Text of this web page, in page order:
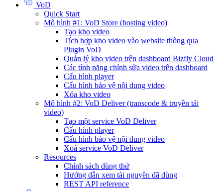
VoD
Quick Start
Mô hình #1: VoD Store (hosting video)
Tạo kho video
Tích hợp kho video vào website thông qua
Plugin VoD
Quản lý kho video trên dashboard Bizfly Cloud
Các tính năng chỉnh sửa video trên dashboard
Cấu hình player
Cấu hình bảo vệ nội dung video
Xóa kho video
Mô hình #2: VoD Deliver (transcode & truyền tải
video)
Tạo một service VoD Deliver
Cấu hình player
Cấu hình bảo vệ nội dung video
Xoá service VoD Deliver
Resources
Chính sách dùng thử
Hướng dẫn xem tài nguyên đã dùng
REST API reference